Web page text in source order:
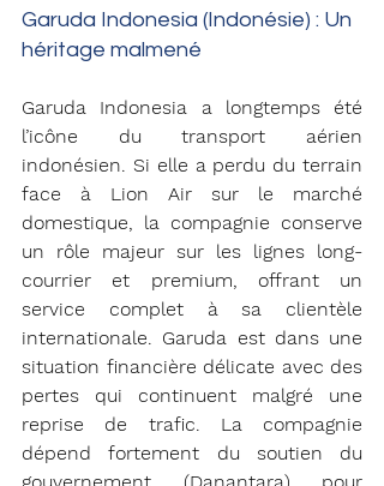
Garuda Indonesia (Indonésie) : Un
héritage malmené
Garuda Indonesia a longtemps été
l’icône du transport aérien
indonésien. Si elle a perdu du terrain
face à Lion Air sur le marché
domestique, la compagnie conserve
un rôle majeur sur les lignes long-
courrier et premium, offrant un
service complet à sa clientèle
internationale. Garuda est dans une
situation financière délicate avec des
pertes qui continuent malgré une
reprise de trafic.
La compagnie
dépend fortement du soutien du